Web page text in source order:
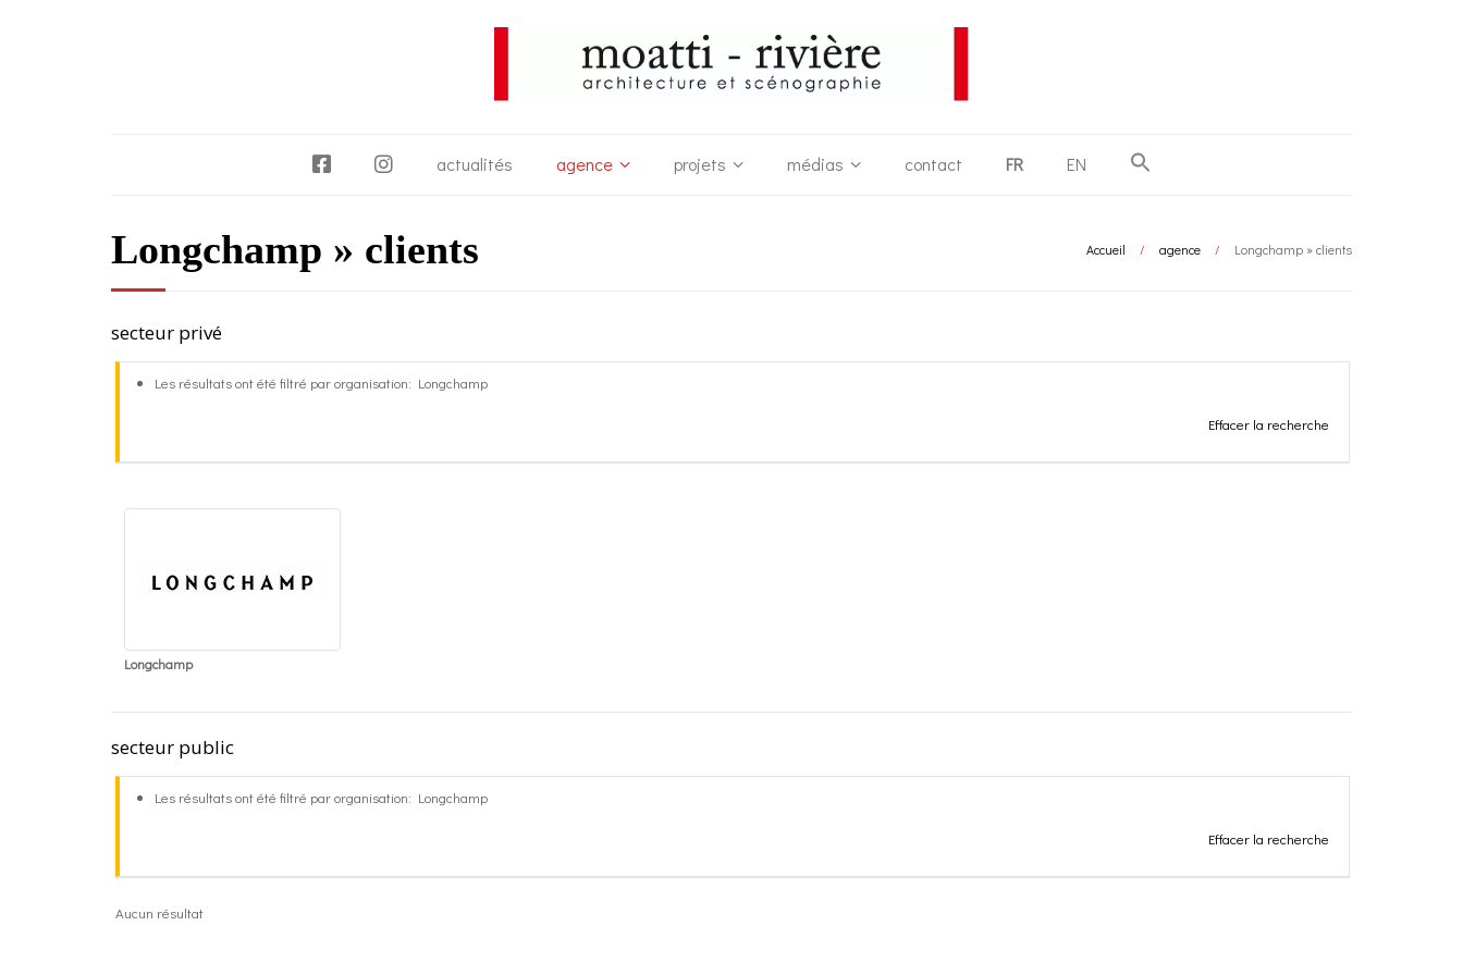
F
e
b
I
t
a
actualités agence projets médias contact FR EN
Longchamp » clients Accueil / agence / Longchamp » clients
secteur privé
Les résultats ont été filtré par organisation: Longchamp
Effacer la recherche
Longchamp
secteur public
Les résultats ont été filtré par organisation: Longchamp
Effacer la recherche
Aucun résultat